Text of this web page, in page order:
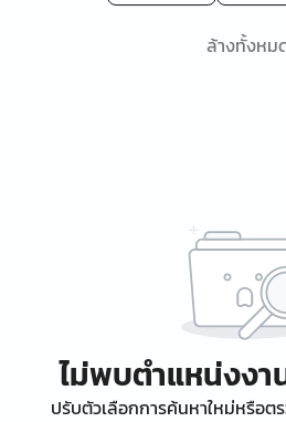
ล้างทั้งหม
ไม่พบตำแหน่งง
ปรับตัวเลือกการค้นหาใหม่หรือต